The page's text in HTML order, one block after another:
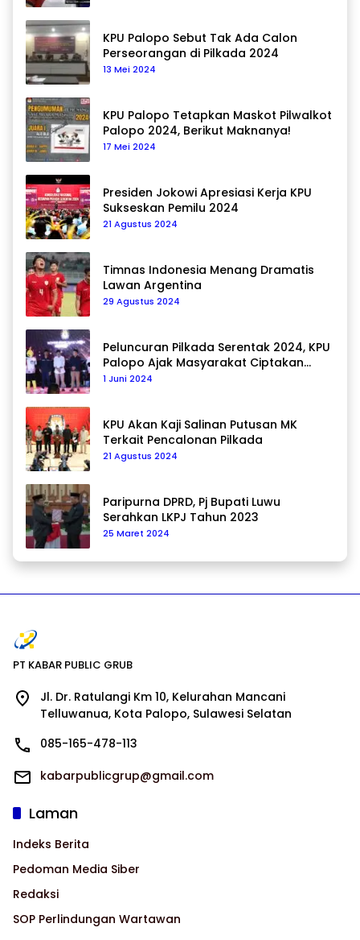
KPU Palopo Sebut Tak Ada Calon
Perseorangan di Pilkada 2024
13 Mei 2024
KPU Palopo Tetapkan Maskot Pilwalkot
Palopo 2024, Berikut Maknanya!
17 Mei 2024
Presiden Jokowi Apresiasi Kerja KPU
Sukseskan Pemilu 2024
21 Agustus 2024
Timnas Indonesia Menang Dramatis
Lawan Argentina
29 Agustus 2024
Peluncuran Pilkada Serentak 2024, KPU
Palopo Ajak Masyarakat Ciptakan
Pilkada Damai
1 Juni 2024
KPU Akan Kaji Salinan Putusan MK
Terkait Pencalonan Pilkada
21 Agustus 2024
Paripurna DPRD, Pj Bupati Luwu
Serahkan LKPJ Tahun 2023
25 Maret 2024
PT KABAR PUBLIC GRUB
Jl. Dr. Ratulangi Km 10, Kelurahan Mancani
Telluwanua, Kota Palopo, Sulawesi Selatan
085-165-478-113
kabarpublicgrup@gmail.com
Laman
Indeks Berita
Pedoman Media Siber
Redaksi
SOP Perlindungan Wartawan